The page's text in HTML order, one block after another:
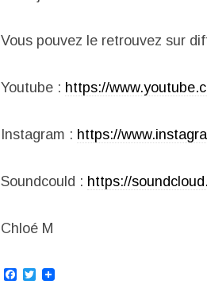
Vous pouvez le retrouvez sur
Youtube : https://
Instagram : https://
Soundcould : https://
Chloé M
Facebook
Twitter